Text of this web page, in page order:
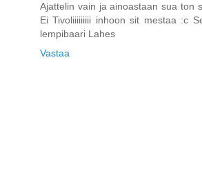
Ajattelin vain ja ainoastaan sua ton
Ei Tivoliiiiiiiii inhoon sit mestaa :c
lempibaari Lahes
Vastaa